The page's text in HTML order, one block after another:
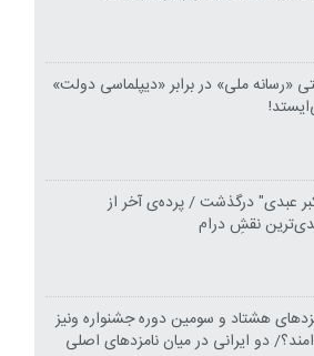
«رسانه ملی» در برابر «دیپلماسی دولت»
عبدی" درگذشت / پرده‌ی آخر از
نقشِ درام
هشتاد و سومین دوره جشنواره ونیز
دو ایرانی در میان نامزدهای اصلی